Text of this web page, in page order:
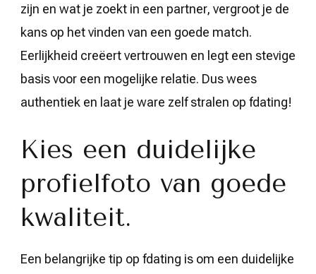
zijn en wat je zoekt in een partner, vergroot je de
kans op het vinden van een goede match.
Eerlijkheid creëert vertrouwen en legt een stevige
basis voor een mogelijke relatie. Dus wees
authentiek en laat je ware zelf stralen op fdating!
Kies een duidelijke
profielfoto van goede
kwaliteit.
Een belangrijke tip op fdating is om een duidelijke